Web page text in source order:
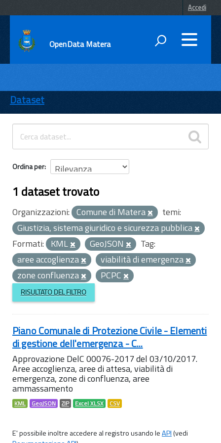
Accedi
OpenData Matera
ENTI
TEMI
INFORMAZIONI
Dataset
Ordina per
1 dataset trovato
Organizzazioni: Comune di Matera
temi:
Giustizia, sistema giuridico e sicurezza pubblica
Formati: KML GeoJSON
Tag:
aree accoglienza
viabilità di emergenza
zone confluenza
PCPC
RISULTATO DEL FILTRO
Piano Comunale di Protezione Civile - Elementi
di gestione dell'emergenza - C...
Approvazione DelC 00076-2017 del 03/10/2017.
Aree accoglienza, aree di attesa, viabilità di
emergenza, zone di confluenza, aree
ammassamento
KML GeoJSON ZIP Excel XLSX CSV
E' possibile inoltre accedere al registro usando leAPI(vedi